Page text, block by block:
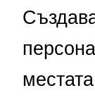
местата